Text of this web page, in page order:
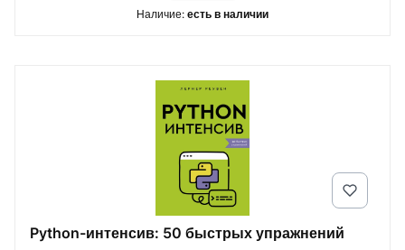
Наличие: есть в наличии
Python-интенсив: 50 быстрых упражнений